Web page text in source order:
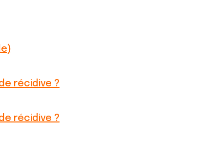
récidive ?
récidive ?